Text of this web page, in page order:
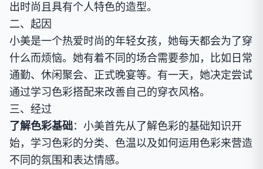
出时尚且具有个人特色的造型。
二、起因
小美是一个热爱时尚的年轻女孩，她每天都会为了穿
什么而烦恼。她有着不同的场合需要参加，比如日常
通勤、休闲聚会、正式晚宴等。有一天，她决定尝试
通过学习色彩搭配来改善自己的穿衣风格。
三、经过
了解色彩基础：小美首先从了解色彩的基础知识开
始，学习色彩的分类、色温以及如何运用色彩来营造
不同的氛围和表达情感。